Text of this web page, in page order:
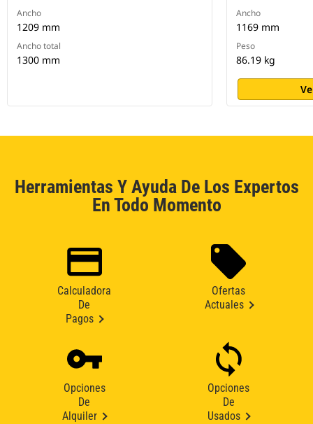
Ancho
1209 mm
Ancho total
1300 mm
Ancho
1169 mm
Peso
86.19 kg
Herramientas Y Ayuda De Los Expertos
En Todo Momento
Calculadora
De
Pagos
Ofertas
Actuales
Opciones
De
Alquiler
Opciones
De
Usados